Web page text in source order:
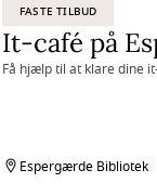
FASTE TILBUD
It-café på
Få hjælp til at klare dine
Espergærde Bibliotek